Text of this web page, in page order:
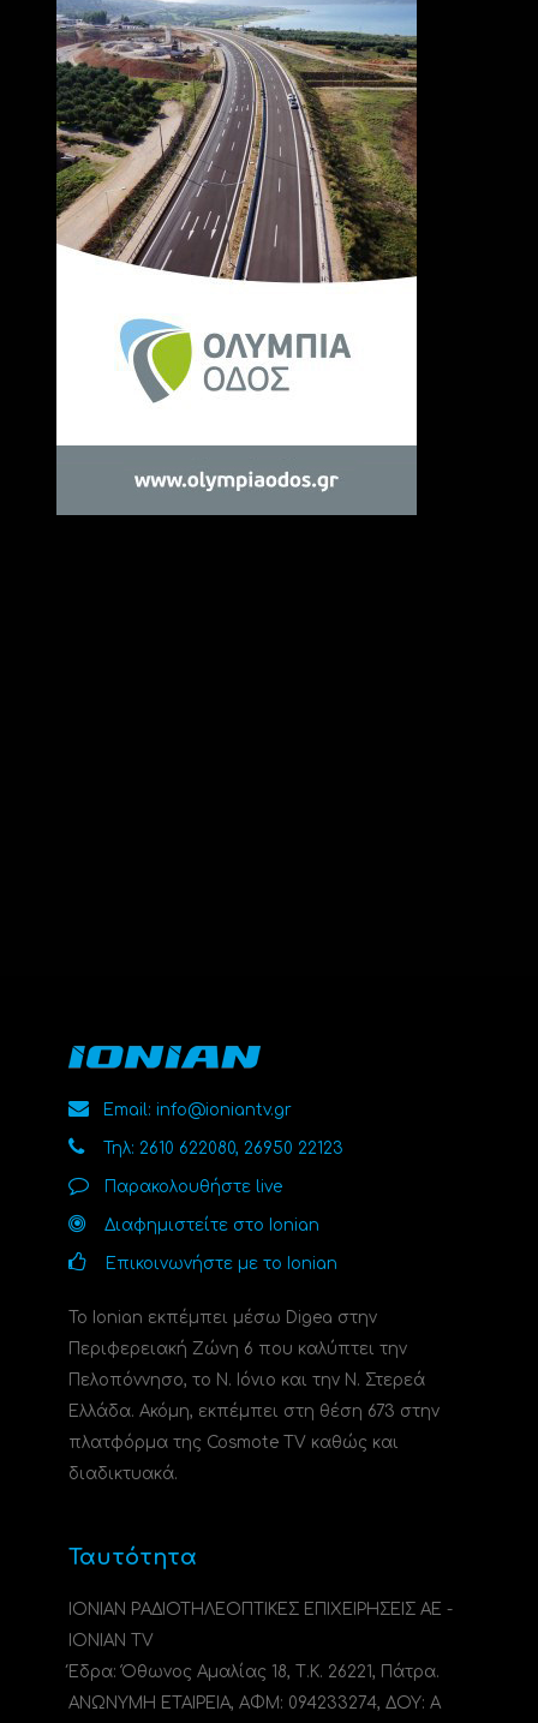
Email: info@ioniantv.gr
Τηλ: 2610 622080, 26950 22123
Παρακολουθήστε live
Διαφημιστείτε στο Ionian
Επικοινωνήστε με το Ionian
Το Ionian εκπέμπει μέσω Digea στην
Περιφερειακή Ζώνη 6 που καλύπτει την
Πελοπόννησο, το N. Ιόνιο και την Ν. Στερεά
Ελλάδα. Ακόμη, εκπέμπει στη θέση 673 στην
πλατφόρμα της Cosmote TV καθώς και
διαδικτυακά.
Ταυτότητα
ΙΟΝΙΑΝ ΡΑΔΙΟΤΗΛΕΟΠΤΙΚΕΣ ΕΠΙΧΕΙΡΗΣΕΙΣ ΑΕ -
IONIAN TV
Έδρα: Όθωνος Αμαλίας 18, Τ.Κ. 26221, Πάτρα.
ΑΝΩΝΥΜΗ ΕΤΑΙΡΕΙΑ, ΑΦΜ: 094233274, ΔΟΥ: A